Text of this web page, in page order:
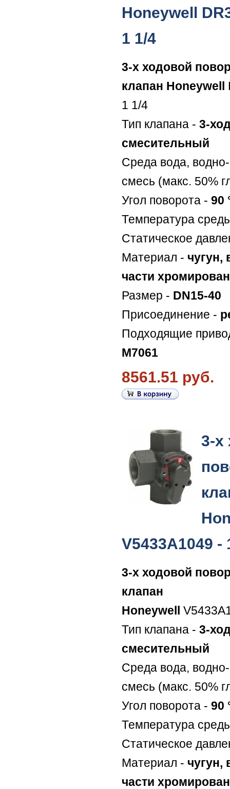
Honeywell
1 1/4
3-х ходовой
клапан Honeywell
1 1/4
Тип клапана - 3-
смесительный
Среда вода,
смесь (макс. 50%
Угол поворота - 90
Температура
Статическое
Материал - чугун,
части
Размер - DN15-40
Присоединение -
Подходящие
M7061
8561.51 руб.
3-х
V5433A1049 -
3-х ходовой
клапан
Honeywell
Тип клапана - 3-
смесительный
Среда вода,
смесь (макс. 50%
Угол поворота - 90
Температура
Статическое
Материал - чугун,
части